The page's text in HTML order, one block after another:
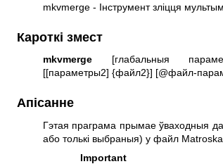
mkvmerge - Інструмент зліцця
Кароткі змест
mkvmerge[глабальныя
[[параметры2] {файл2}] [@файл-
Апісанне
Гэтая праграма прымае ўваходныя
або толькі выбраныя) у файл
Important